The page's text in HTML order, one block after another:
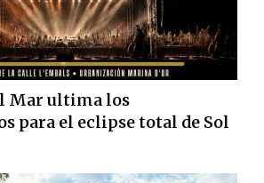
Mar ultima los
para el eclipse total de Sol